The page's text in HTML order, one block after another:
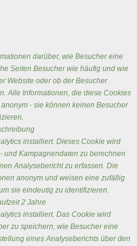
darüber, wie Besucher eine
Seiten Besucher wie häufig und wie
Website oder ob der Besucher
Alle Informationen, die diese Cookies
- sie können keinen Besucher
installiert. Dieses Cookie wird
und Kampagnendaten zu berechnen
Analysebericht zu erfassen. Die
anonym und weisen eine zufällig
sie eindeutig zu identifizieren.
2 Jahre
installiert. Das Cookie wird
zu speichern, wie Besucher eine
eines Analyseberichts über den